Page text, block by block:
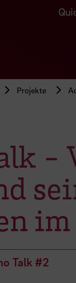
Projekte
-
Talk #2